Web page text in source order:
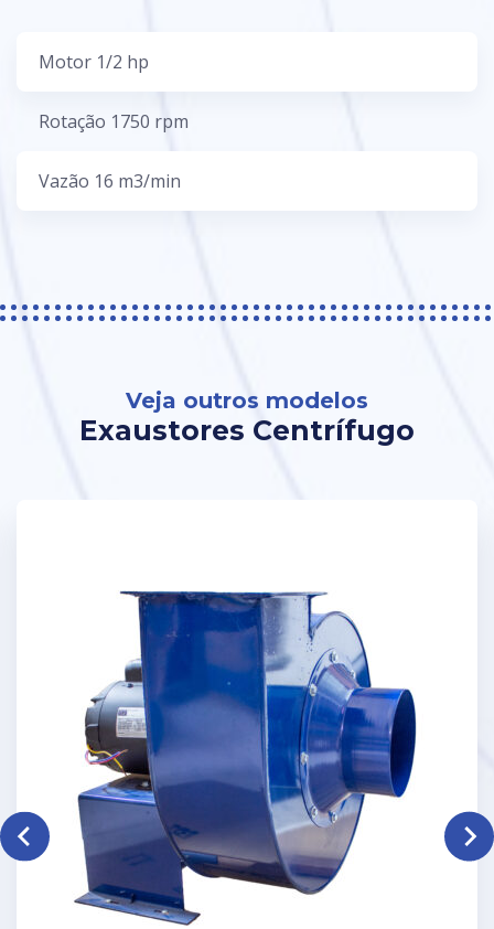
Motor 1/2 hp
Rotação 1750 rpm
Vazão 16 m3/min
Veja outros modelos
Exaustores Centrífugo